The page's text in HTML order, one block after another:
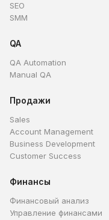
SEO
SMM
QA
QA Automation
Manual QA
Продажи
Sales
Account Management
Business Development
Customer Success
Финансы
Финансовый анализ
Управление финансами